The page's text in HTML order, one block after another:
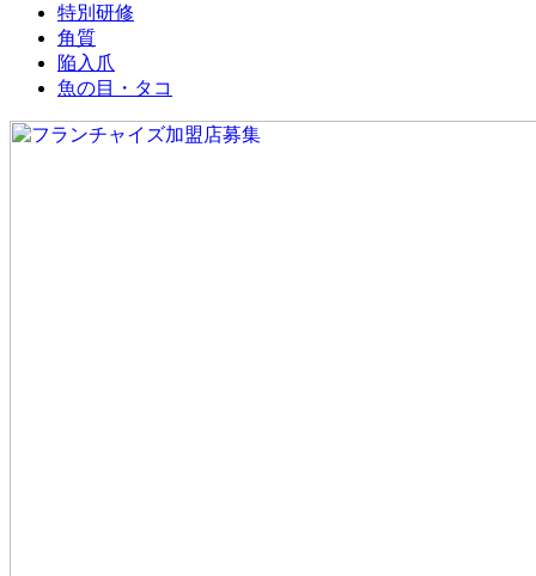
特別研修
角質
陥入爪
魚の目・タコ